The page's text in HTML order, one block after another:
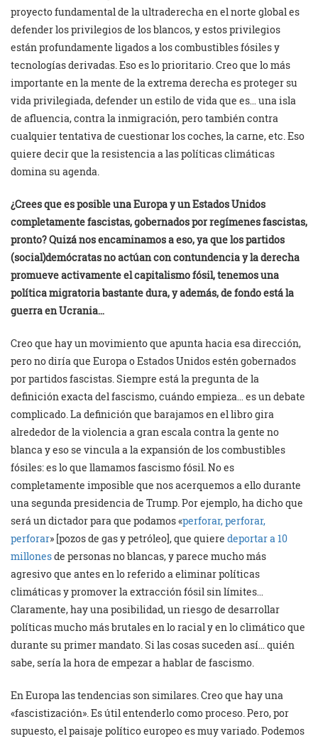
proyecto fundamental de la ultraderecha en el norte global es
defender los privilegios de los blancos, y estos privilegios
están profundamente ligados a los combustibles fósiles y
tecnologías derivadas. Eso es lo prioritario. Creo que lo más
importante en la mente de la extrema derecha es proteger su
vida privilegiada, defender un estilo de vida que es… una isla
de afluencia, contra la inmigración, pero también contra
cualquier tentativa de cuestionar los coches, la carne, etc. Eso
quiere decir que la resistencia a las políticas climáticas
domina su agenda.
¿Crees que es posible una Europa y un Estados Unidos
completamente fascistas, gobernados por regímenes fascistas,
pronto? Quizá nos encaminamos a eso, ya que los partidos
(social)demócratas no actúan con contundencia y la derecha
promueve activamente el capitalismo fósil, tenemos una
política migratoria bastante dura, y además, de fondo está la
guerra en Ucrania…
Creo que hay un movimiento que apunta hacia esa dirección,
pero no diría que Europa o Estados Unidos estén gobernados
por partidos fascistas. Siempre está la pregunta de la
definición exacta del fascismo, cuándo empieza… es un debate
complicado. La definición que barajamos en el libro gira
alrededor de la violencia a gran escala contra la gente no
blanca y eso se vincula a la expansión de los combustibles
fósiles: es lo que llamamos fascismo fósil. No es
completamente imposible que nos acerquemos a ello durante
una segunda presidencia de Trump. Por ejemplo, ha dicho que
será un dictador para que podamos «perforar, perforar,
perforar» [pozos de gas y petróleo], que quiere deportar a 10
millonesde personas no blancas, y parece mucho más
agresivo que antes en lo referido a eliminar políticas
climáticas y promover la extracción fósil sin límites…
Claramente, hay una posibilidad, un riesgo de desarrollar
políticas mucho más brutales en lo racial y en lo climático que
durante su primer mandato. Si las cosas suceden así… quién
sabe, sería la hora de empezar a hablar de fascismo.
En Europa las tendencias son similares. Creo que hay una
«fascistización». Es útil entenderlo como proceso. Pero, por
supuesto, el paisaje político europeo es muy variado. Podemos